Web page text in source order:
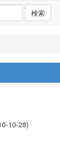
検索
10-28)